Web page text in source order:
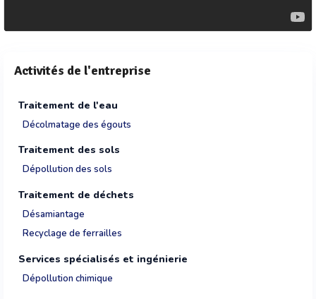
Activités de l'entreprise
Traitement de l'eau
Décolmatage des égouts
Traitement des sols
Dépollution des sols
Traitement de déchets
Désamiantage
Recyclage de ferrailles
Services spécialisés et ingénierie
Dépollution chimique